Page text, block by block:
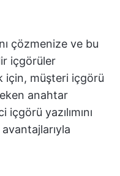
çözmenize ve bu
içgörüler
için, müşteri içgörü
anahtar
yazılımını